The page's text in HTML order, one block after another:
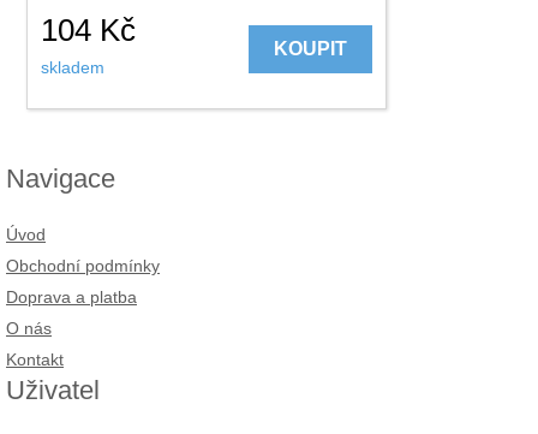
104 Kč
skladem
KOUPIT
Navigace
Úvod
Obchodní podmínky
Doprava a platba
O nás
Kontakt
Uživatel